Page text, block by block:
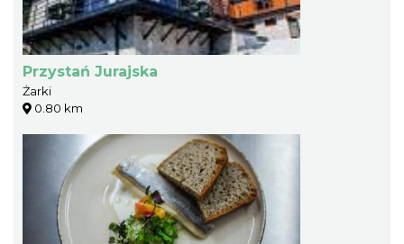
Przystań Jurajska
Żarki
0.80 km